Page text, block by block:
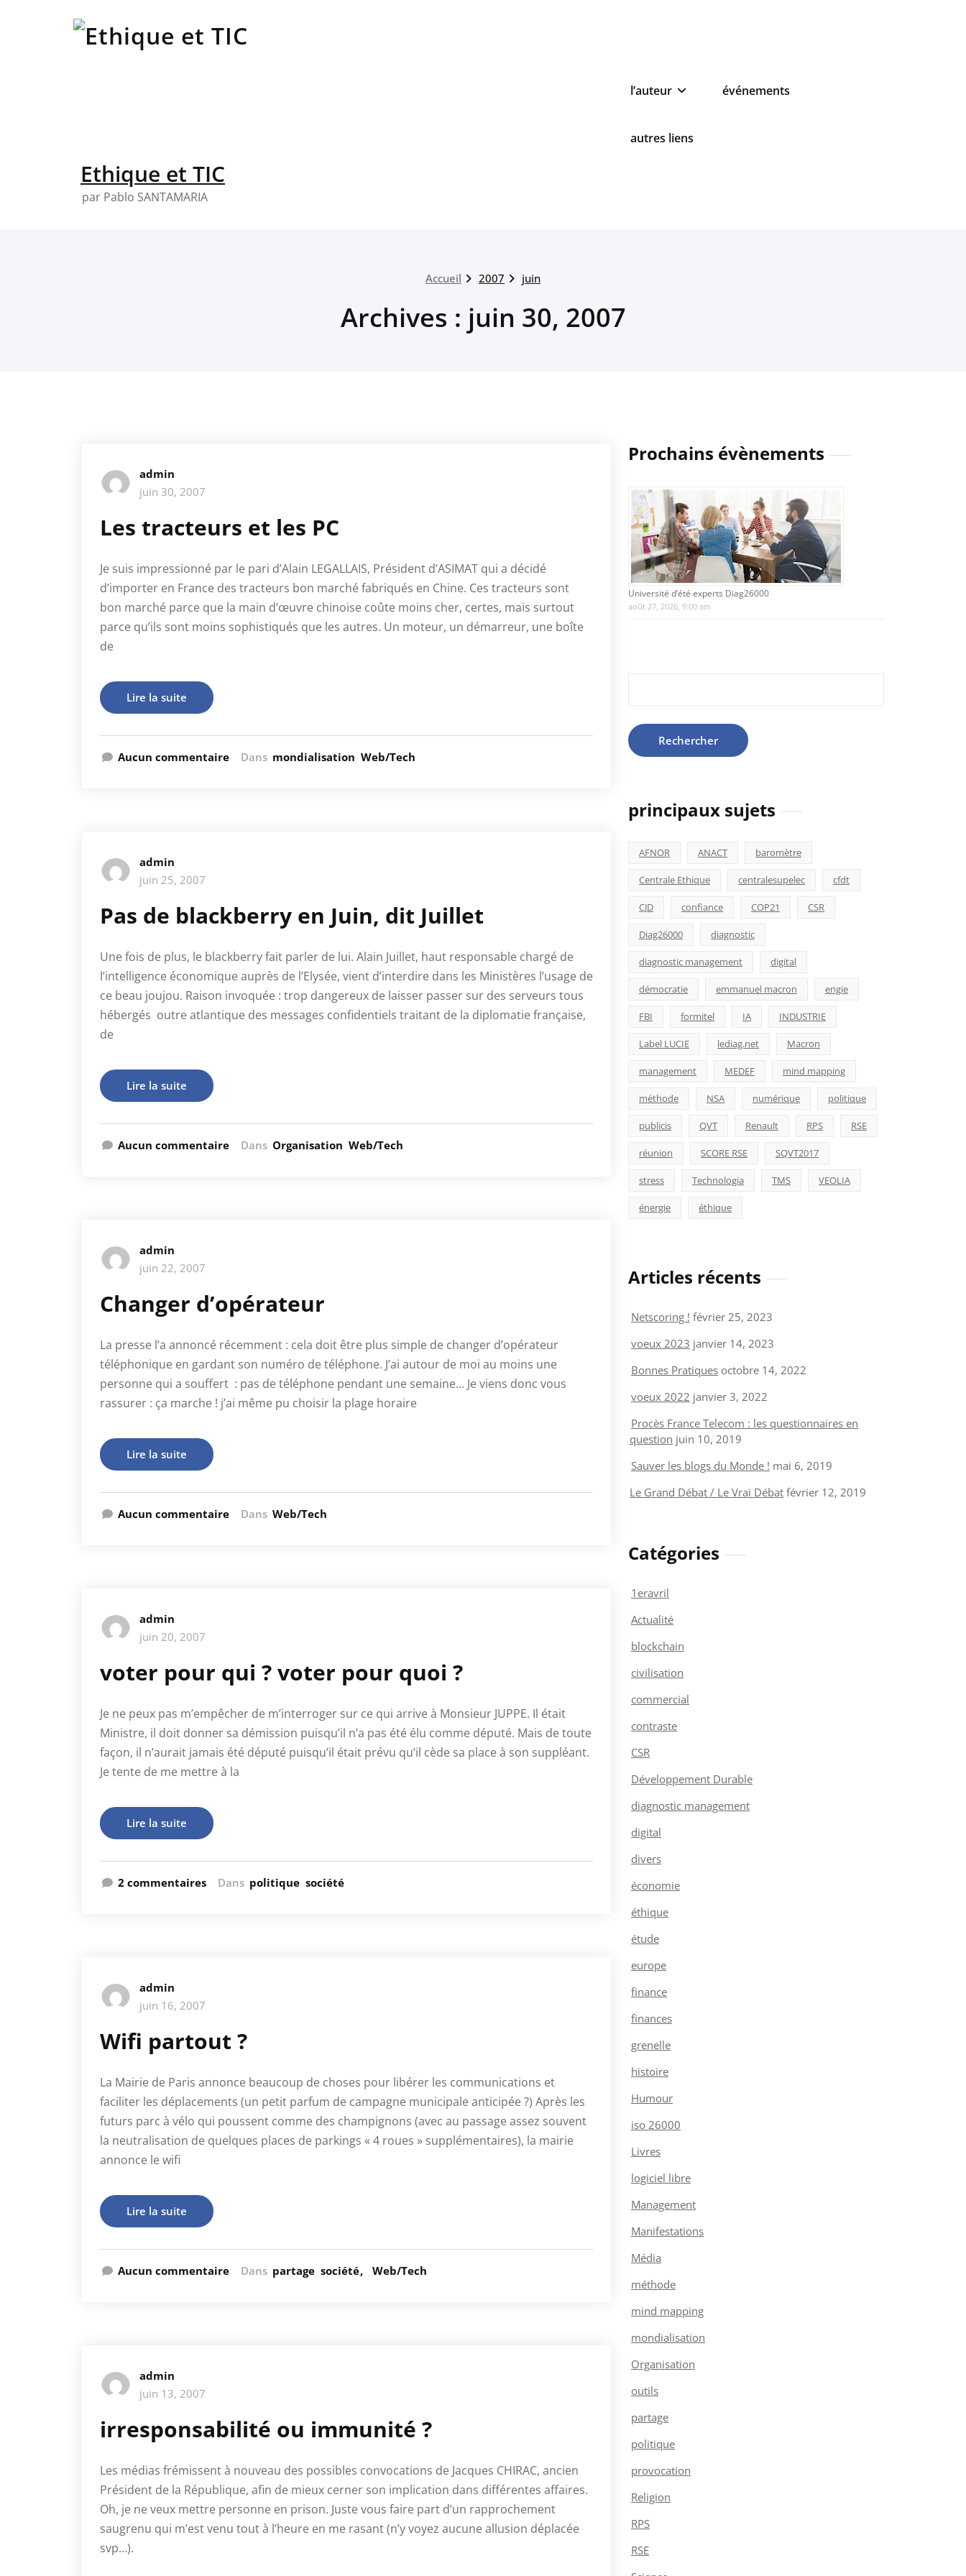
Ethique et TIC
par Pablo SANTAMARIA
l’auteur événements
autres liens
Accueil 2007 juin
Archives : juin 30, 2007
admin
juin 30, 2007
Les tracteurs et les PC
Je suis impressionné par le pari d’Alain LEGALLAIS, Président d’ASIMAT qui a décidé
d’importer en France des tracteurs bon marché fabriqués en Chine. Ces tracteurs sont
bon marché parce que la main d’œuvre chinoise coûte moins cher, certes, mais surtout
parce qu’ils sont moins sophistiqués que les autres. Un moteur, un démarreur, une boîte
de
Lire la suite
Aucun commentaire Dans mondialisation Web/Tech
admin
juin 25, 2007
Pas de blackberry en Juin, dit Juillet
Une fois de plus, le blackberry fait parler de lui. Alain Juillet, haut responsable chargé de
l’intelligence économique auprès de l’Elysée, vient d’interdire dans les Ministères l’usage de
ce beau joujou. Raison invoquée : trop dangereux de laisser passer sur des serveurs tous
hébergés outre atlantique des messages confidentiels traitant de la diplomatie française,
de
Lire la suite
Aucun commentaire Dans Organisation Web/Tech
admin
juin 22, 2007
Changer d’opérateur
La presse l’a annoncé récemment : cela doit être plus simple de changer d’opérateur
téléphonique en gardant son numéro de téléphone. J’ai autour de moi au moins une
personne qui a souffert : pas de téléphone pendant une semaine… Je viens donc vous
rassurer : ça marche ! j’ai même pu choisir la plage horaire
Lire la suite
Aucun commentaire Dans Web/Tech
admin
juin 20, 2007
voter pour qui ? voter pour quoi ?
Je ne peux pas m’empêcher de m’interroger sur ce qui arrive à Monsieur JUPPE. Il était
Ministre, il doit donner sa démission puisqu’il n’a pas été élu comme député. Mais de toute
façon, il n’aurait jamais été député puisqu’il était prévu qu’il cède sa place à son suppléant.
Je tente de me mettre à la
Lire la suite
2 commentaires Dans politique société
admin
juin 16, 2007
Wifi partout ?
La Mairie de Paris annonce beaucoup de choses pour libérer les communications et
faciliter les déplacements (un petit parfum de campagne municipale anticipée ?) Après les
futurs parc à vélo qui poussent comme des champignons (avec au passage assez souvent
la neutralisation de quelques places de parkings « 4 roues » supplémentaires), la mairie
annonce le wifi
Lire la suite
Aucun commentaire Dans partage société Web/Tech
admin
juin 13, 2007
irresponsabilité ou immunité ?
Les médias frémissent à nouveau des possibles convocations de Jacques CHIRAC, ancien
Président de la République, afin de mieux cerner son implication dans différentes affaires.
Oh, je ne veux mettre personne en prison. Juste vous faire part d’un rapprochement
saugrenu qui m’est venu tout à l’heure en me rasant (n’y voyez aucune allusion déplacée
svp…).
Prochains évènements
Université d’été experts Diag26000
août 27, 2026, 9:00 am
principaux sujets
AFNOR ANACT baromètre
Centrale Ethique centralesupelec cfdt
CJD confiance COP21 CSR
Diag26000 diagnostic
diagnostic management digital
démocratie emmanuel macron engie
FBI formitel IA INDUSTRIE
Label LUCIE lediag.net Macron
management MEDEF mind mapping
méthode NSA numérique politique
publicis QVT Renault RPS RSE
réunion SCORE RSE SQVT2017
stress Technologia TMS VEOLIA
énergie éthique
Articles récents
Netscoring ! février 25, 2023
voeux 2023 janvier 14, 2023
Bonnes Pratiques octobre 14, 2022
voeux 2022 janvier 3, 2022
Procès France Telecom : les questionnaires en
question juin 10, 2019
Sauver les blogs du Monde ! mai 6, 2019
Le Grand Débat / Le Vrai Débat février 12, 2019
Catégories
1eravril
Actualité
blockchain
civilisation
commercial
contraste
CSR
Développement Durable
diagnostic management
digital
divers
économie
éthique
étude
europe
finance
finances
grenelle
histoire
Humour
iso 26000
Livres
logiciel libre
Management
Manifestations
Média
méthode
mind mapping
mondialisation
Organisation
outils
partage
politique
provocation
Religion
RPS
RSE